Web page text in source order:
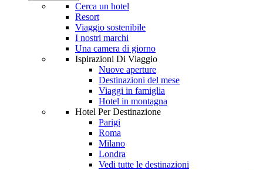
Cerca un hotel
Resort
Viaggio sostenibile
I nostri marchi
Una camera di giorno
Ispirazioni Di Viaggio
Nuove aperture
Destinazioni del mese
Viaggi in famiglia
Hotel in montagna
Hotel Per Destinazione
Parigi
Roma
Milano
Londra
Vedi tutte le destinazioni